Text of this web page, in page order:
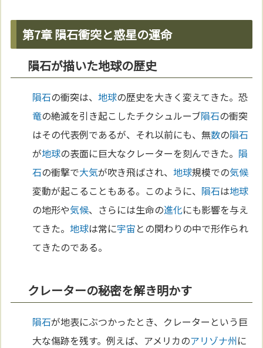
第7章 隕石衝突と惑星の運命
隕石が描いた地球の歴史
隕石の衝突は、地球の歴史を大きく変えてきた。恐
竜の絶滅を引き起こしたチクシュルーブ隕石の衝突
はその代表例であるが、それ以前にも、無数の隕石
が地球の表面に巨大なクレーターを刻んできた。 隕
石の衝撃で大気が吹き飛ばされ、地球規模での気候
変動が起こることもある。このように、 隕石は地球
の地形や気候、さらには生命の進化にも影響を与え
てきた。地球は常に宇宙との関わりの中で形作られ
てきたのである。
クレーターの秘密を解き明かす
隕石が地表にぶつかったとき、クレーターという巨
大な傷跡を残す。例えば、アメリカのアリゾナ州に